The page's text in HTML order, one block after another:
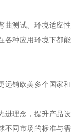
曲测试、环境适应性
各种应用环境下都能
远销欧美多个国家和
进理念，提升产品设
不同市场的标准与需